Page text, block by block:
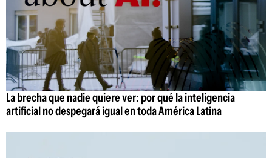
La brecha que nadie quiere ver: por qué la inteligencia
artificial no despegará igual en toda América Latina